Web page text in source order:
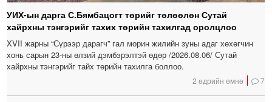
УИХ-ын дарга С.Бямбацогт төрийг төлөөлөн Сутай
хайрхны тэнгэрийг тахих төрийн тахилгад оролцлоо
XVII жарны “Сүрээр дарагч” гал морин жилийн зуны адаг хөхөгчин
хонь сарын 23-ны өлзий дэмбэрэлтэй өдөр /2026.08.06/ Сутай
хайрхны тэнгэрийг тайх төрийн тахилга боллоо.
2 өдрийн өмнө 7